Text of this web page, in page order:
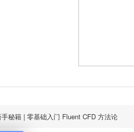
手秘籍 | 零基础入门 Fluent CFD 方法论